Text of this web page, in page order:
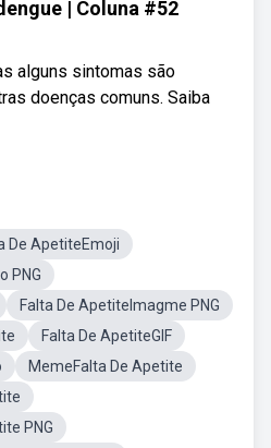
| Coluna #52
alguns sintomas são
doenças comuns. Saiba
De ApetiteEmoji
PNG
Falta De ApetiteImagme PNG
Falta De ApetiteGIF
MemeFalta De Apetite
PNG